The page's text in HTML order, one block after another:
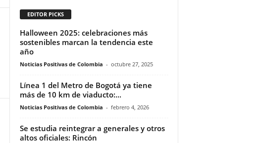
EDITOR PICKS
Halloween 2025: celebraciones más
sostenibles marcan la tendencia este
año
Noticias Positivas de Colombia - octubre 27, 2025
Línea 1 del Metro de Bogotá ya tiene
más de 10 km de viaducto:...
Noticias Positivas de Colombia - febrero 4, 2026
Se estudia reintegrar a generales y otros
altos oficiales: Rincón